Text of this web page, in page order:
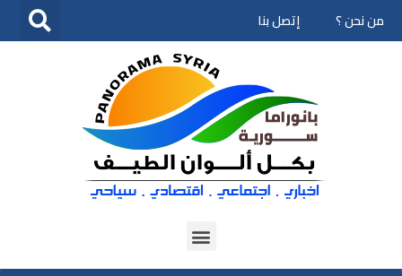
تخطى
من نحن ؟ إتصل بنا